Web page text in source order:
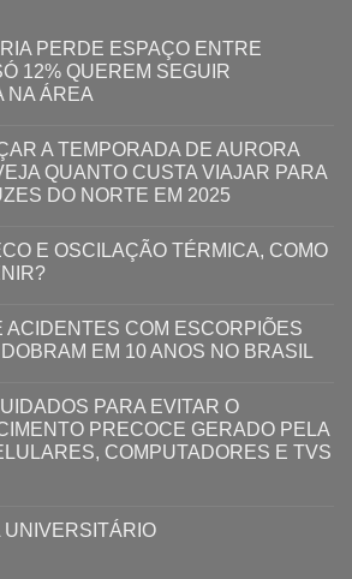
PERDE ESPAÇO ENTRE
12% QUEREM SEGUIR
NA ÁREA
A TEMPORADA DE AURORA
QUANTO CUSTA VIAJAR PARA
DO NORTE EM 2025
E OSCILAÇÃO TÉRMICA, COMO
ACIDENTES COM ESCORPIÕES
EM 10 ANOS NO BRASIL
PARA EVITAR O
PRECOCE GERADO PELA
COMPUTADORES E TVS​​
UNIVERSITÁRIO